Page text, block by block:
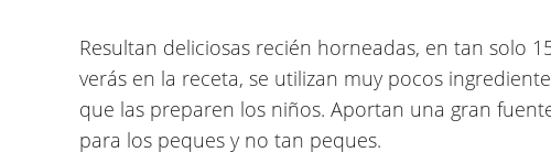
Resultan deliciosas recién horneadas, en tan solo
verás en la receta, se utilizan muy pocos
que las preparen los niños. Aportan una gran
para los peques y no tan peques.